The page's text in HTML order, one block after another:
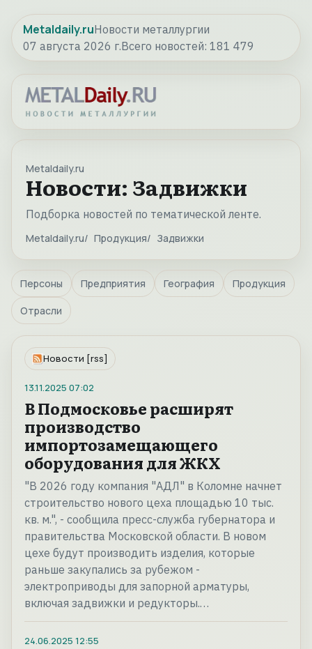
Metaldaily.ruНовости металлургии
07 августа 2026 г.Всего новостей: 181 479
Metaldaily.ru
Новости: Задвижки
Подборка новостей по тематической ленте.
Metaldaily.ru Продукция Задвижки
Персоны Предприятия География Продукция
Отрасли
Новости [rss]
13.11.2025 07:02
В Подмосковье расширят
производство
импортозамещающего
оборудования для ЖКХ
"В 2026 году компания "АДЛ" в Коломне начнет
строительство нового цеха площадью 10 тыс.
кв. м.", - сообщила пресс-служба губернатора и
правительства Московской области. В новом
цехе будут производить изделия, которые
раньше закупались за рубежом -
электроприводы для запорной арматуры,
включая задвижки и редукторы.…
24.06.2025 12:55